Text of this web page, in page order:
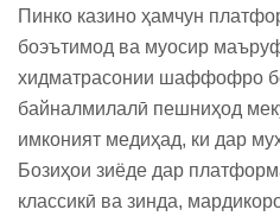
Пинко казино ҳамчун
боэътимод ва муосир
хидматрасонии шаффофро
байналмилалӣ пешниҳод
имконият медиҳад, ки дар
Бозиҳои зиёде дар
классикӣ ва зинда,